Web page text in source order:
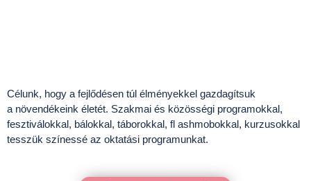
Célunk, hogy a fejlődésen túl élményekkel gazdagítsuk
a növendékeink életét. Szakmai és közösségi programokkal,
fesztiválokkal, bálokkal, táborokkal, fl ashmobokkal, kurzusokkal
tesszük színessé az oktatási programunkat.